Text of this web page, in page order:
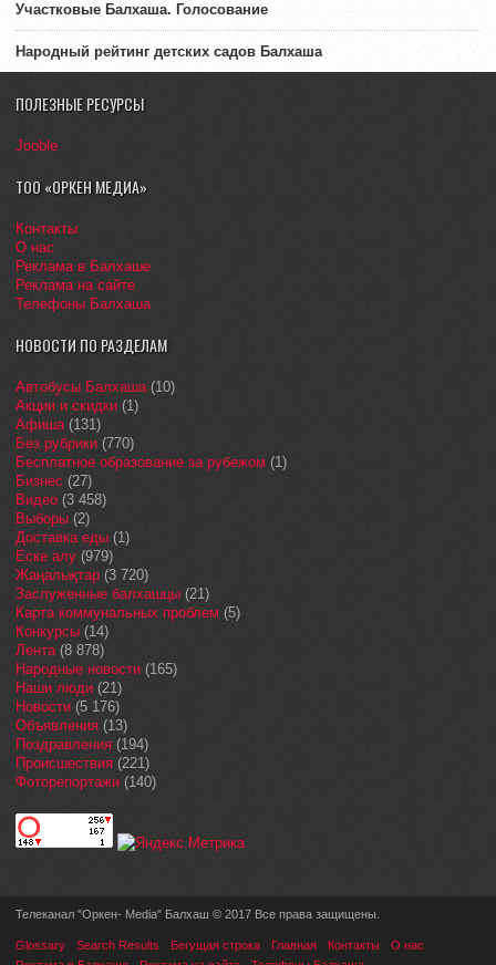
Участковые Балхаша. Голосование
Народный рейтинг детских садов Балхаша
ПОЛЕЗНЫЕ РЕСУРСЫ
Jooble
ТОО «ОРКЕН МЕДИА»
Контакты
О нас
Реклама в Балхаше
Реклама на сайте
Телефоны Балхаша
НОВОСТИ ПО РАЗДЕЛАМ
Автобусы Балхаша(10)
Акции и скидки (1)
Афиша(131)
Без рубрики (770)
Бесплатное образование за рубежом (1)
Бизнес (27)
Видео (3 458)
Выборы (2)
Доставка еды (1)
Еске алу (979)
Жаңалықтар (3 720)
Заслуженные балхашцы (21)
Карта коммунальных проблем (5)
Конкурсы (14)
Лента(8 878)
Народные новости (165)
Наши люди (21)
Новости (5 176)
Объявления (13)
Поздравления (194)
Происшествия (221)
Фоторепортажи (140)
Телеканал "Оркен- Media" Балхаш © 2017 Все права защищены.
Glossary Search Results Бегущая строка Главная Контакты
О нас